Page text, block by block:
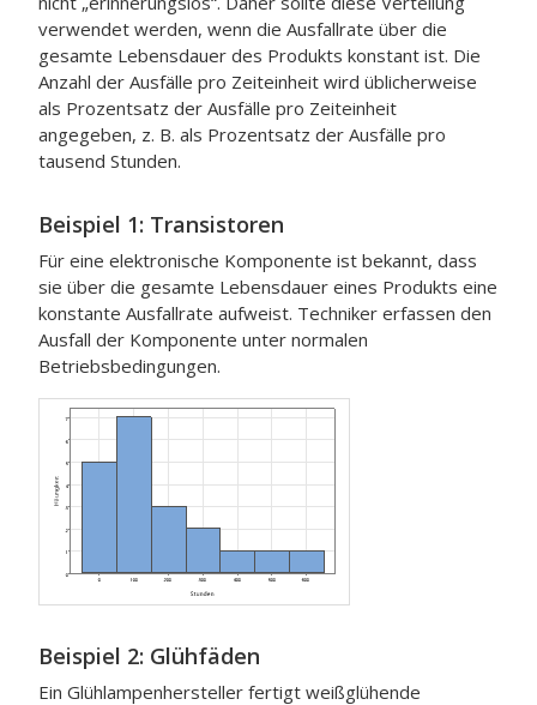
verwendet werden, wenn die Ausfallrate über die
gesamte Lebensdauer des Produkts konstant ist. Die
Anzahl der Ausfälle pro Zeiteinheit wird üblicherweise
als Prozentsatz der Ausfälle pro Zeiteinheit
angegeben, z. B. als Prozentsatz der Ausfälle pro
tausend Stunden.
Beispiel 1: Transistoren
Für eine elektronische Komponente ist bekannt, dass
sie über die gesamte Lebensdauer eines Produkts eine
konstante Ausfallrate aufweist. Techniker erfassen den
Ausfall der Komponente unter normalen
Betriebsbedingungen.
Beispiel 2: Glühfäden
Ein Glühlampenhersteller fertigt weißglühende